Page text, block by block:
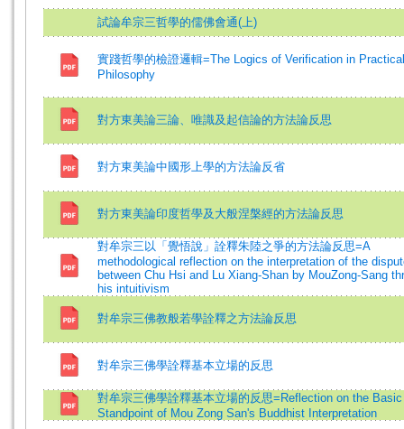
試論牟宗三哲學的儒佛會通(上)
實踐哲學的檢證邏輯=The Logics of Verification in Practical
Philosophy
對方東美論三論、唯識及起信論的方法論反思
對方東美論中國形上學的方法論反省
對方東美論印度哲學及大般涅槃經的方法論反思
對牟宗三以「覺悟說」詮釋朱陸之爭的方法論反思=A
methodological reflection on the interpretation of the
between Chu Hsi and Lu Xiang-Shan by MouZong-Sang
his intuitivism
對牟宗三佛教般若學詮釋之方法論反思
對牟宗三佛學詮釋基本立場的反思
對牟宗三佛學詮釋基本立場的反思=Reflection on the Basic
Standpoint of Mou Zong San's Buddhist Interpretation